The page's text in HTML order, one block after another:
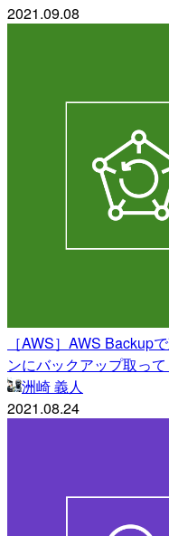
2021.09.08
［AWS］AWS Backup
ンにバックアップ取っ
洲崎 義人
2021.08.24